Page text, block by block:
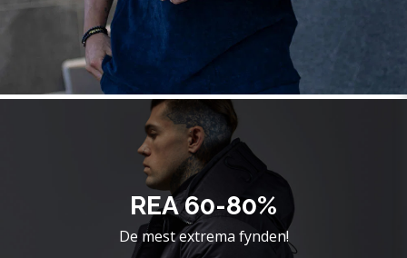
REA 60-80%
De mest extrema fynden!